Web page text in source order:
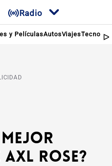
Radio
y PelículasAutosViajes
mejor
Rose?